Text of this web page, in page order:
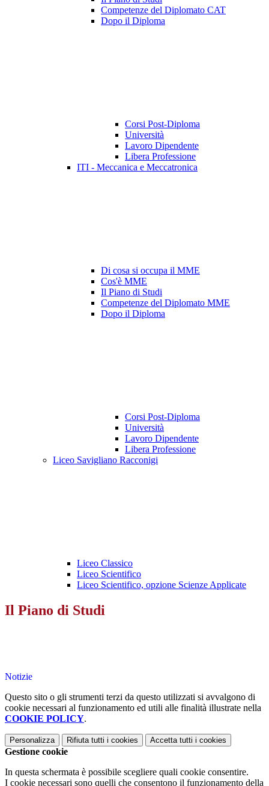
Competenze del Diplomato CAT
Dopo il Diploma
Corsi Post-Diploma
Università
Lavoro Dipendente
Libera Professione
ITI - Meccanica e Meccatronica
Di cosa si occupa il MME
Cos'è MME
Il Piano di Studi
Competenze del Diplomato MME
Dopo il Diploma
Corsi Post-Diploma
Università
Lavoro Dipendente
Libera Professione
Liceo Savigliano Racconigi
Liceo Classico
Liceo Scientifico
Liceo Scientifico, opzione Scienze Applicate
Il Piano di Studi
Notizie
Questo sito o gli strumenti terzi da questo utilizzati si avvalgono di
cookie necessari al funzionamento ed utili alle finalità illustrate nella
COOKIE POLICY.
Personalizza Rifiuta tutti i cookies Accetta tutti i cookies
Gestione cookie
In questa schermata è possibile scegliere quali cookie consentire.
I cookie necessari sono quelli che consentono il funzionamento della